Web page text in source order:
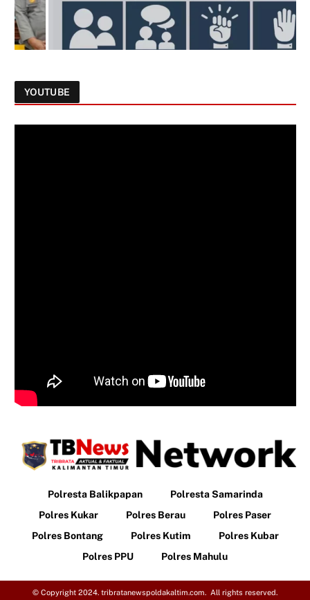
YOUTUBE
Polresta Balikpapan
Polresta Samarinda
Polres Kukar
Polres Berau
Polres Paser
Polres Bontang
Polres Kutim
Polres Kubar
Polres PPU
Polres Mahulu
© Copyright 2024. tribratanewspoldakaltim.com. All rights reserved.